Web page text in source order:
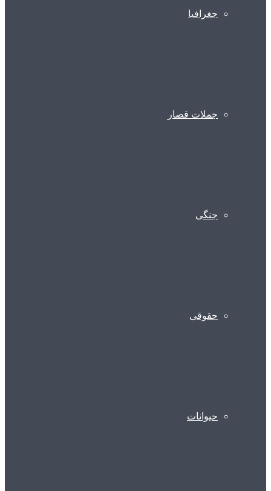
جغرافیا
جملات قصار
جنگی
حقوقی
حیوانات